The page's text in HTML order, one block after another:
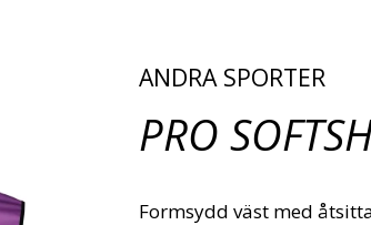
ANDRA SPORTER
PRO
Formsydd väst med